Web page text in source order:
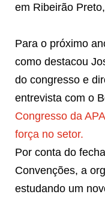
em Ribeirão
Para o próximo
como destacou
do congresso e
entrevista com o
Congresso da
força no setor.
Por conta do
Convenções, a
estudando um